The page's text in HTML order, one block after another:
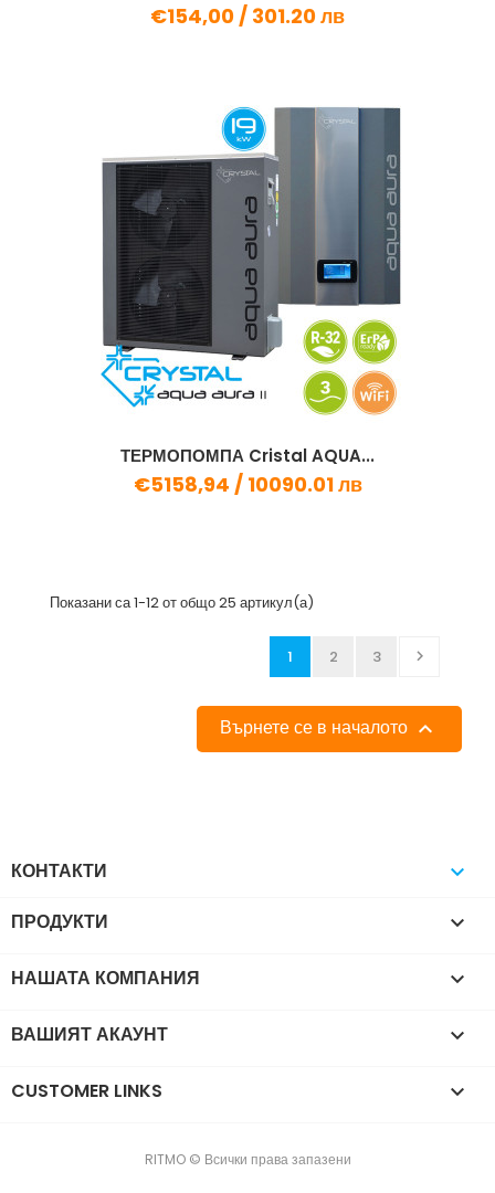
€154,00 / 301.20 лв
ТЕРМОПОМПА Cristal AQUA...
€5158,94 / 10090.01 лв
Показани са 1-12 от общо 25 артикул(а)
1 2 3 
Върнете се в началото 
КОНТАКТИ 
ПРОДУКТИ 
НАШАТА КОМПАНИЯ 
ВАШИЯТ АКАУНТ 
CUSTOMER LINKS 
RITMO © Всички права запазени